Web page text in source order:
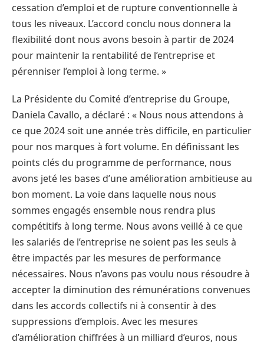
cessation d’emploi et de rupture conventionnelle à
tous les niveaux. L’accord conclu nous donnera la
flexibilité dont nous avons besoin à partir de 2024
pour maintenir la rentabilité de l’entreprise et
pérenniser l’emploi à long terme. »
La Présidente du Comité d’entreprise du Groupe,
Daniela Cavallo, a déclaré : « Nous nous attendons à
ce que 2024 soit une année très difficile, en particulier
pour nos marques à fort volume. En définissant les
points clés du programme de performance, nous
avons jeté les bases d’une amélioration ambitieuse au
bon moment. La voie dans laquelle nous nous
sommes engagés ensemble nous rendra plus
compétitifs à long terme. Nous avons veillé à ce que
les salariés de l’entreprise ne soient pas les seuls à
être impactés par les mesures de performance
nécessaires. Nous n’avons pas voulu nous résoudre à
accepter la diminution des rémunérations convenues
dans les accords collectifs ni à consentir à des
suppressions d’emplois. Avec les mesures
d’amélioration chiffrées à un milliard d’euros, nous